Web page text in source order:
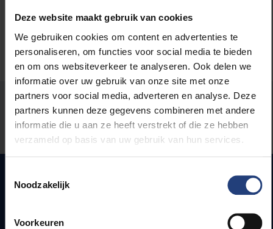
Deze website maakt gebruik van cookies
We gebruiken cookies om content en advertenties te
personaliseren, om functies voor social media te bieden
en om ons websiteverkeer te analyseren. Ook delen we
informatie over uw gebruik van onze site met onze
partners voor social media, adverteren en analyse. Deze
partners kunnen deze gegevens combineren met andere
informatie die u aan ze heeft verstrekt of die ze hebben
verzameld op basis van uw gebruik van hun services.
Noodzakelijk
Voorkeuren
Stond er een fout op deze pagina?
Laat het ons weten